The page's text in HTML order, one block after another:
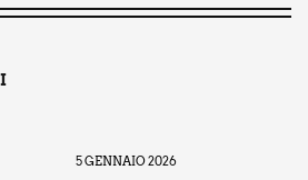
5 GENNAIO 2026